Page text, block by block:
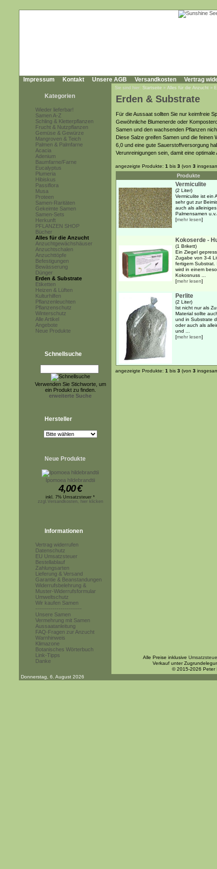
Impressum Kontakt Unsere AGB Versandkosten Vertrag
Kategorien
Wieder lieferbar!
Samen A-Z
Schling & Kletterpflanzen
Frucht & Nutzpflanzen
Gemüse & Gewürze
Mangroven & Teich
Palmen & Palmfarne
Acacia
Adenium
Baumfarne/Farne
Eucalyptus
Plumeria
Hibiskus
Passiflora
Musa
Proteen
Samen-Raritäten
Gekeimte Samen
Samen-Sets
Herkunft
PFLANZEN SHOP
Bücher
Alles für die Anzucht
Anzuchtgewächshäuser
Anzuchtschalen
Anzuchttöpfe
Befestigungen
Bewässerung
Dünger
Erden & Substrate
Etiketten
Heizen & Lüften
Kulturhilfen
Pflanzenleuchten
Pflanzenschutz
Winterschutz
Alle Artikel
Angebote
Neue Produkte
Schnellsuche
Verwenden Sie Stichworte, um
ein Produkt zu finden.
erweiterte Suche
Hersteller
Neue Produkte
Ipomoea hildebrandtii
4,00€
inkl. 7% Umsatzsteuer *
zzgl.Versandkosten, hier klicken
Informationen
Vertrag widerrufen
Datenschutz
EU Umsatzsteuer
Bestellablauf
Zahlungsarten
Lieferung & Versand
Garantie & Beanstandungen
Widerrufsbelehrung &
Muster-Widerrufsformular
Umweltschutz
Wir kaufen Samen
------------------------
Unsere Samen
Vermehrung mit Samen
Aussaatanleitung
FAQ-Fragen zur Anzucht
Warnhinweis
Klimazone
Botanisches Wörterbuch
Link-Tipps
Danke
Sie sind hier: Startseite » Alles für die Anzucht »
Erden & Substrate
Für die Aussaat sollten Sie nur keimfreie
Gewöhnliche Blumenerde oder
Samen und den wachsenden Pflanzen
Diese Salze greifen Samen und die
6,0 und eine gute Sauerstoffversorgung
Verunreinigungen sein, damit eine optimale
angezeigte Produkte: 1 bis 3 (von 3
Produkte
Vermiculite
(2 Liter)
Vermiculite ist ein
sehr gut zur
auch als
Palmensamen
[mehr lesen]
Kokoserde -
(1 Brikett)
Ein Ziegel
Zugabe von 3-4
fertigem Substrat.
wird in einem
Kokosnuss ...
[mehr lesen]
Perlite
(2 Liter)
Ist nicht nur als
Material sollte
und in Substrate
oder auch als
und ...
[mehr lesen]
angezeigte Produkte: 1 bis 3 (von 3
Alle Preise inklusive
Verkauf unter
© 2015-2026 Peter
Donnerstag, 6. August 2026